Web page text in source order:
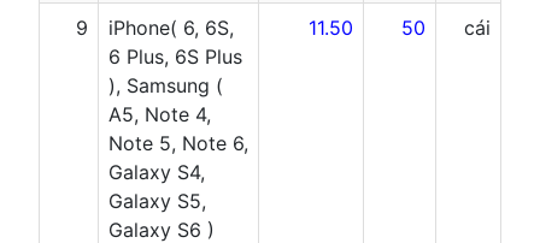
9
iPhone( 6, 6S,
6 Plus, 6S Plus
), Samsung (
A5, Note 4,
Note 5, Note 6,
Galaxy S4,
Galaxy S5,
Galaxy S6 )
11.50 50 cái